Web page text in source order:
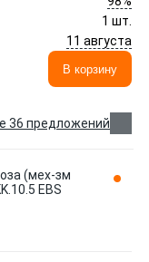
1 шт.
11 августа
В корзину
36 предложений
(мех-зм
EBS